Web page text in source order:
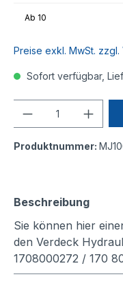
Ab 10
Preise exkl. MwSt.
Sofort verfügbar,
Produktnummer:
Beschreibung
Sie können hier
den Verdeck
1708000272 / 170